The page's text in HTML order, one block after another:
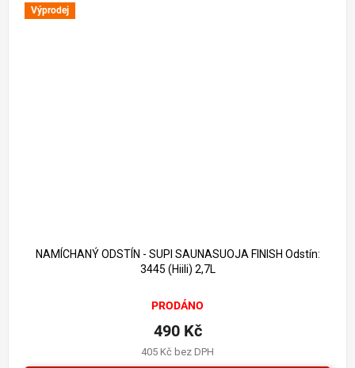
Výprodej
NAMÍCHANÝ ODSTÍN - SUPI SAUNASUOJA FINISH Odstín:
3445 (Hiili) 2,7L
PRODÁNO
405 Kč bez DPH
490 Kč